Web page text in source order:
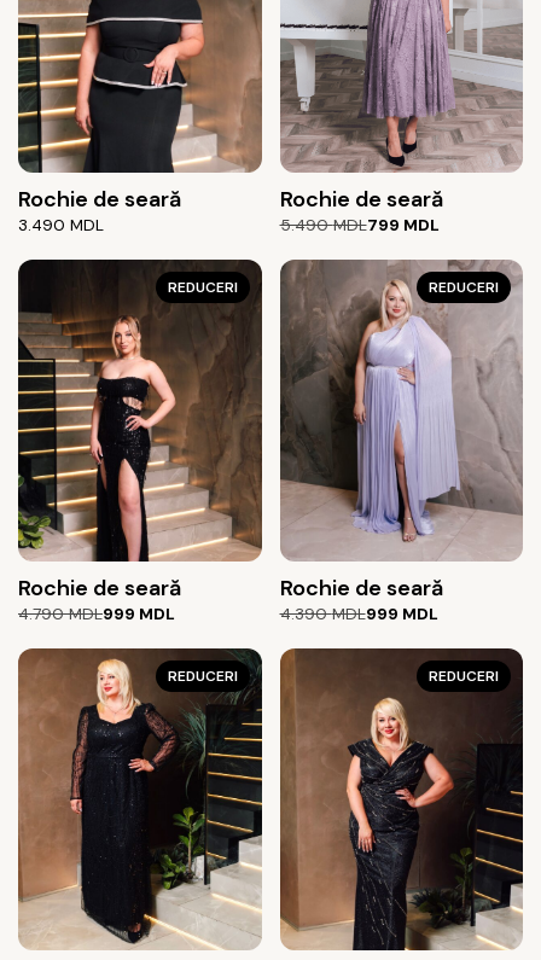
Rochie de seară
3.490 MDL
Rochie de seară
5.490MDL
Prețul
a
fost:
5.490 MDL.
799 MDL
Prețul
este:
799 MDL.
REDUCERI
Rochie de seară
4.790MDL
Prețul
a
4.790 MDL.
999 MDL
Prețul
este:
REDUCERI
Rochie de seară
4.390MDL
Prețul
a
4.390 MDL.
999 MDL
Prețul
este:
REDUCERI REDUCERI